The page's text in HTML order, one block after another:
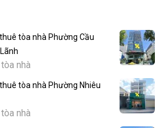
tòa nhà Phường Cầu
nhà
tòa nhà Phường Nhiêu
nhà